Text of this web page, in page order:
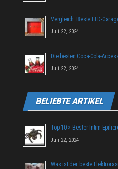
Vergleich: Beste LED-
Juli 22, 2024
Die besten Coca-Cola-
Juli 22, 2024
BELIEBTE ARTIKEL
Top 10 > Bester Intim-
Juli 22, 2024
Was ist der beste